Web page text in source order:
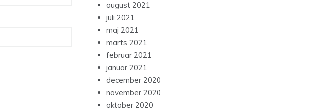
august 2021
juli 2021
maj 2021
marts 2021
februar 2021
januar 2021
december 2020
november 2020
oktober 2020